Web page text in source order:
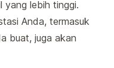
yang lebih tinggi.
Anda, termasuk
buat, juga akan